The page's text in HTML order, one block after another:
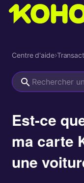
Centre d'aide›
Est-ce
ma carte
une